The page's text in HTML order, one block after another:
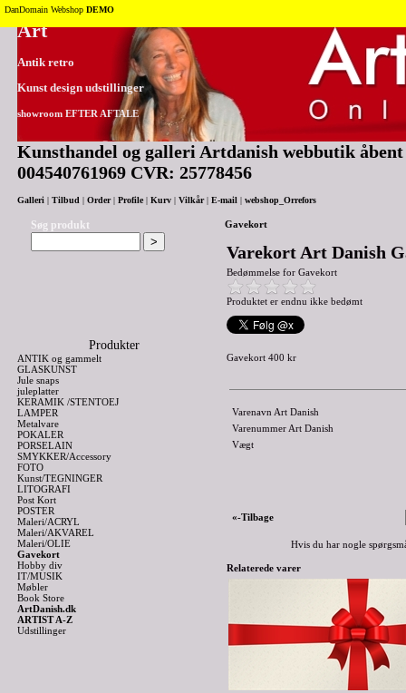
Tilbage til toppen
Art
Antik retro
Kunst design udstillinger
showroom EFTER AFTALE
Kunsthandel og galleri Artdanish webbutik
004540761969 CVR: 25778456
Galleri Tilbud Order| Profile| Kurv Vilkår| E-mail webshop_Orrefors
Søg produkt
Produkter
ANTIK og gammelt
GLASKUNST
Jule snaps
juleplatter
KERAMIK /STENTOEJ
LAMPER
Metalvare
POKALER
PORSELAIN
SMYKKER/Accessory
FOTO
Kunst/TEGNINGER
LITOGRAFI
Post Kort
POSTER
Maleri/ACRYL
Maleri/AKVAREL
Maleri/OLIE
Gavekort
Hobby div
IT/MUSIK
Møbler
Book Store
ArtDanish.dk
ARTIST A-Z
Udstillinger
Gavekort
Varekort Art Danish
Bedømmelse for Gavekort
Produktet er endnu ikke bedømt
Gavekort 400 kr
Varenavn Art Danish
Varenummer Art Danish
Vægt
«-Tilbage
Hvis du har nogle
Relaterede varer
DanDomain Webshop DEMO